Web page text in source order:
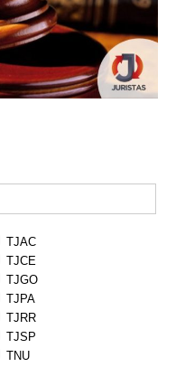
TJAC
TJCE
TJGO
TJPA
TJRR
TJSP
TNU